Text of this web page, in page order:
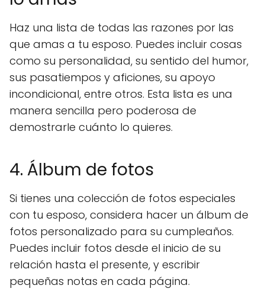
Haz una lista de todas las razones por las
que amas a tu esposo. Puedes incluir cosas
como su personalidad, su sentido del humor,
sus pasatiempos y aficiones, su apoyo
incondicional, entre otros. Esta lista es una
manera sencilla pero poderosa de
demostrarle cuánto lo quieres.
4. Álbum de fotos
Si tienes una colección de fotos especiales
con tu esposo, considera hacer un álbum de
fotos personalizado para su cumpleaños.
Puedes incluir fotos desde el inicio de su
relación hasta el presente, y escribir
pequeñas notas en cada página.